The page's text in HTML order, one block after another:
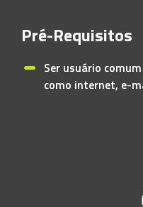
Pré-Requisitos
Ser usuário
como internet, e-